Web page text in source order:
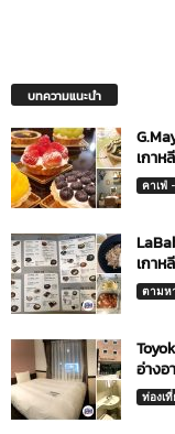
บทความแนะนำ
เกาห
คาเฟ่
เกาห
ตามห
อ่างอ
ท่องเ